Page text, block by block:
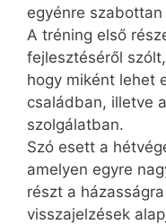
egyénre
A tréning első
fejlesztéséről
hogy miként lehet
családban, illetve
szolgálatban.
Szó esett a
amelyen egyre
részt a
visszajelzések